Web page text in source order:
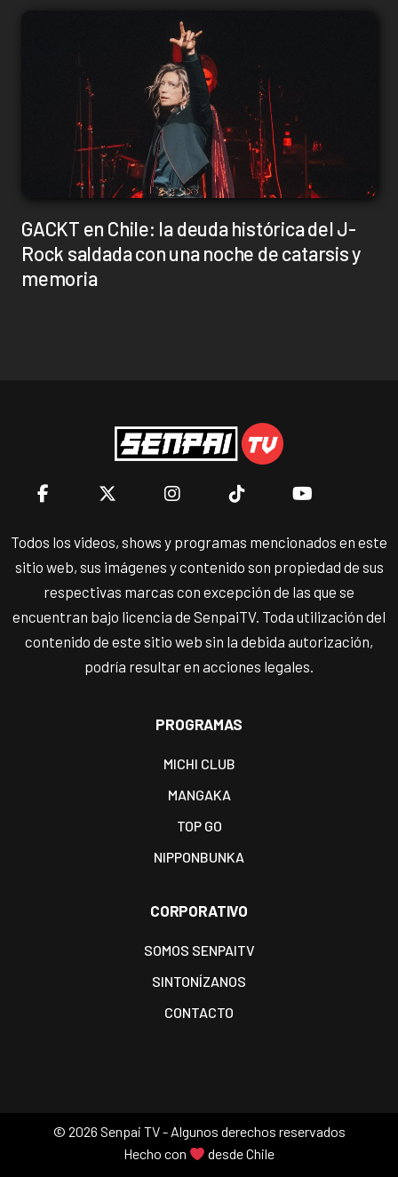
GACKT en Chile: la deuda histórica del J-
Rock saldada con una noche de catarsis y
memoria
Todos los videos, shows y programas mencionados en este
sitio web, sus imágenes y contenido son propiedad de sus
respectivas marcas con excepción de las que se
encuentran bajo licencia de SenpaiTV. Toda utilización del
contenido de este sitio web sin la debida autorización,
podría resultar en acciones legales.
PROGRAMAS
MICHI CLUB
MANGAKA
TOP GO
NIPPONBUNKA
CORPORATIVO
SOMOS SENPAITV
SINTONÍZANOS
CONTACTO
© 2026 Senpai TV - Algunos derechos reservados
Hecho con
desde Chile